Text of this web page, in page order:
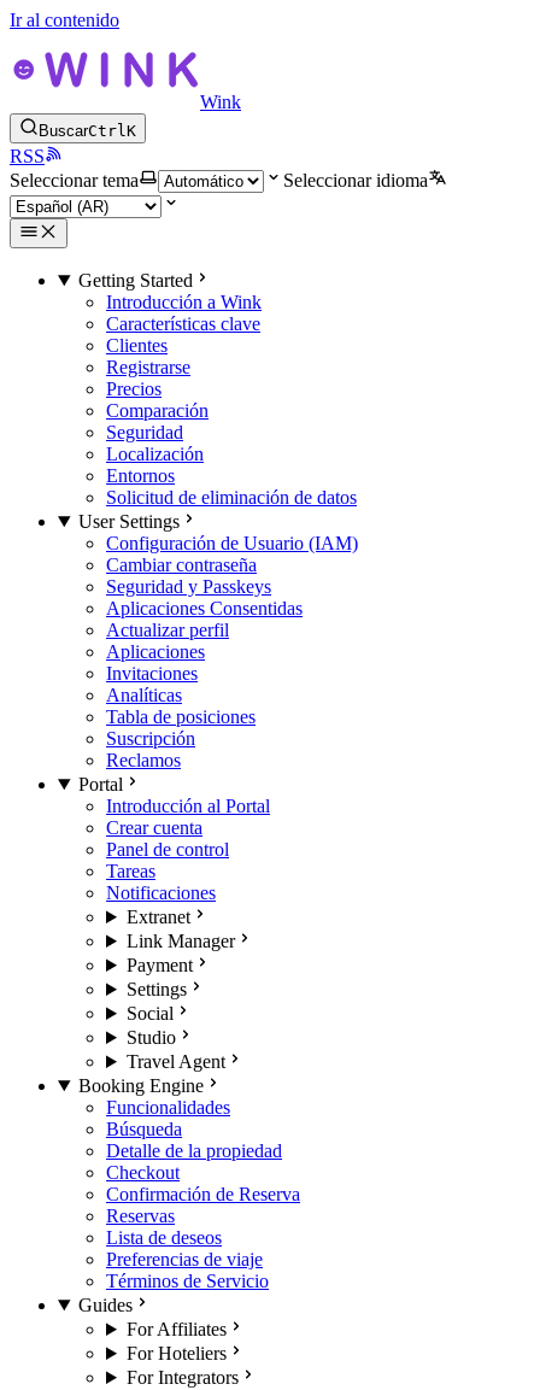
Ir al contenido
Wink
BuscarCtrlK
RSS
Seleccionar tema
Seleccionar idioma
Getting Started
Introducción a Wink
Características clave
Clientes
Registrarse
Precios
Comparación
Seguridad
Localización
Entornos
Solicitud de eliminación de datos
User Settings
Configuración de Usuario (IAM)
Cambiar contraseña
Seguridad y Passkeys
Aplicaciones Consentidas
Actualizar perfil
Aplicaciones
Invitaciones
Analíticas
Tabla de posiciones
Suscripción
Reclamos
Portal
Introducción al Portal
Crear cuenta
Panel de control
Tareas
Notificaciones
Extranet
Link Manager
Payment
Settings
Social
Studio
Travel Agent
Booking Engine
Funcionalidades
Búsqueda
Detalle de la propiedad
Checkout
Confirmación de Reserva
Reservas
Lista de deseos
Preferencias de viaje
Términos de Servicio
Guides
For Affiliates
For Hoteliers
For Integrators